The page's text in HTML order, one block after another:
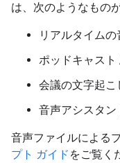
は、次のようなもの
リアルタイム
ポッドキャス
会議の文字起こ
音声アシスタン
音声ファイルによる
プト ガイド をご覧く